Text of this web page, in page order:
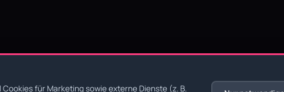
für Marketing sowie externe Dienste (z. B.